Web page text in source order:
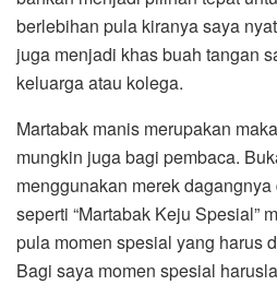
berlebihan pula kiranya saya
juga menjadi khas buah tangan
keluarga atau kolega.
Martabak manis merupakan
mungkin juga bagi pembaca.
menggunakan merek dagangnya
seperti “Martabak Keju Spesial”
pula momen spesial yang harus
Bagi saya momen spesial